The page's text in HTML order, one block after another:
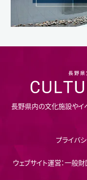
長野県内の文化施設やイ
プライバ
ウェブサイト運営：一